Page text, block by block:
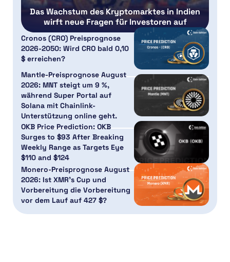
Das Wachstum des Kryptomarktes in Indien
wirft neue Fragen für Investoren auf
Cronos (CRO) Preisprognose
2026-2050: Wird CRO bald 0,10
$ erreichen?
Mantle-Preisprognose August
2026: MNT steigt um 9 %,
während Super Portal auf
Solana mit Chainlink-
Unterstützung online geht.
OKB Price Prediction: OKB
Surges to $93 After Breaking
Weekly Range as Targets Eye
$110 and $124
Monero-Preisprognose August
2026: Ist XMR’s Cup und
Vorbereitung die Vorbereitung
vor dem Lauf auf 427 $?